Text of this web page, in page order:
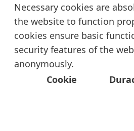
Necessary cookies are
the website to function
cookies ensure basic
security features of the
anonymously.
Cookie